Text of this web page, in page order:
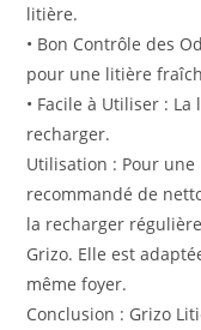
litière.
• Bon Contrôle des
pour une litière
• Facile à Utiliser :
recharger.
Utilisation : Pour
recommandé de
la recharger
Grizo. Elle est
même foyer.
Conclusion : Grizo